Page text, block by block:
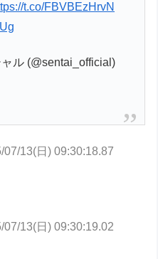
t.co/FBVBEzHrvN
ル (@sentai_official)
07/13(日) 09:30:18.87
07/13(日) 09:30:19.02